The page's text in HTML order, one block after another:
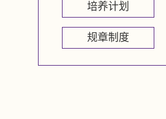
培养计划
规章制度